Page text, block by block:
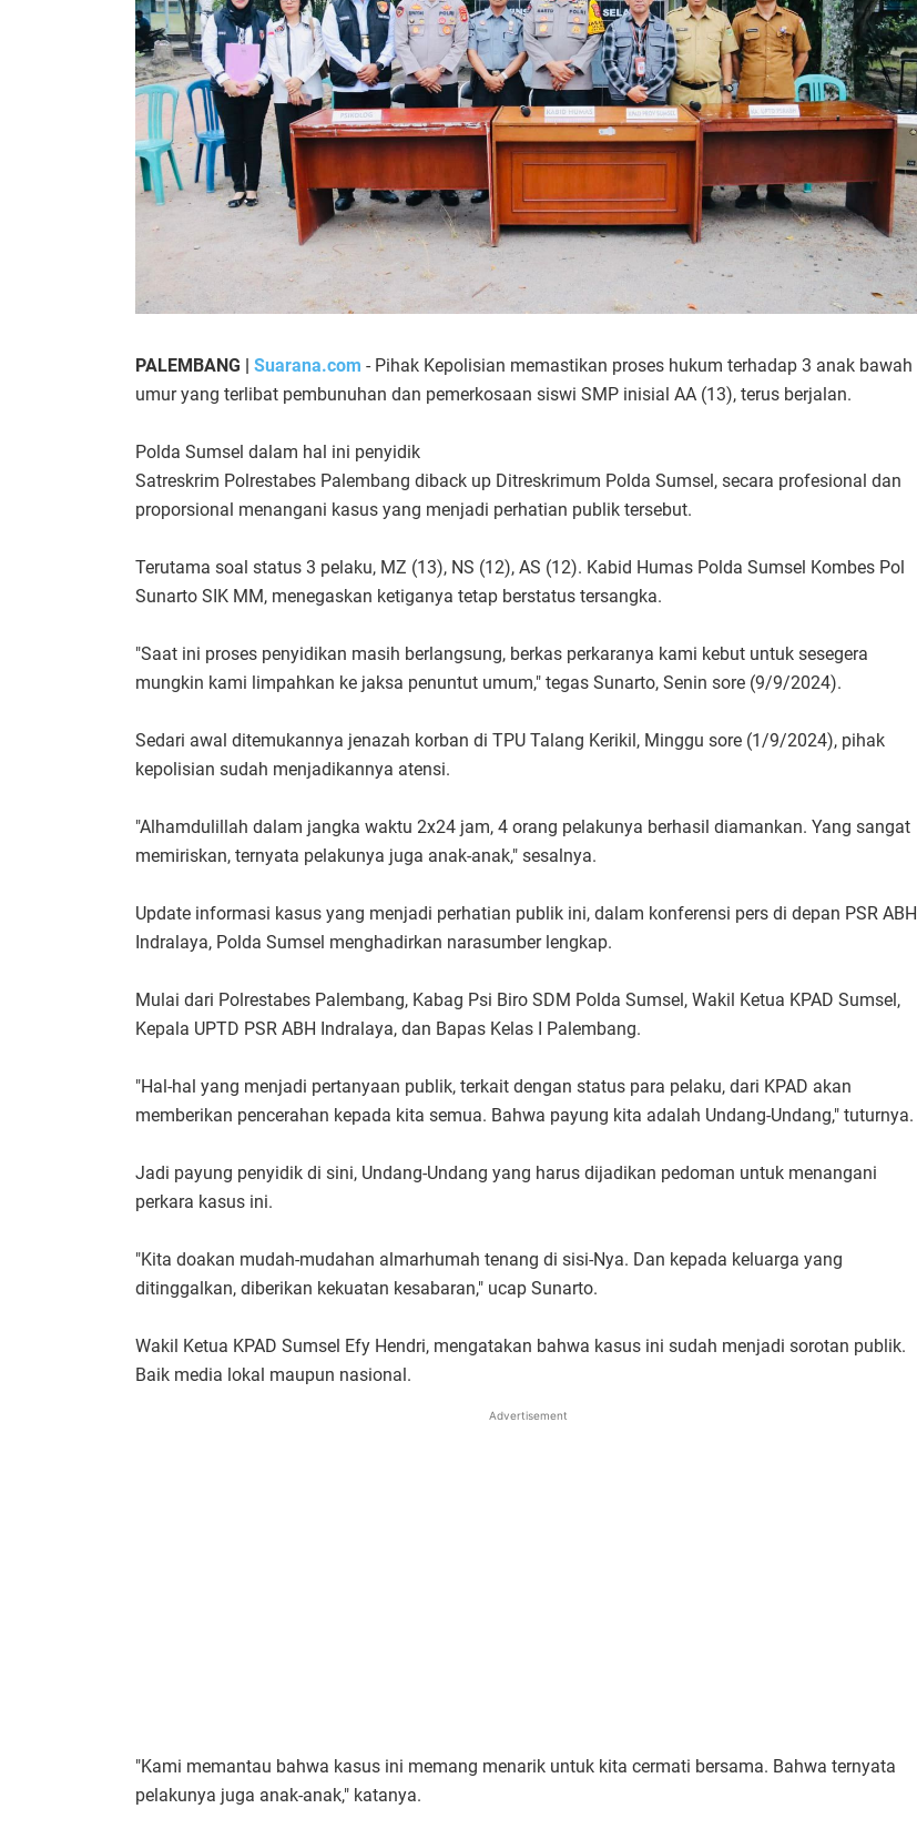
PALEMBANG | Suarana.com - Pihak Kepolisian memastikan proses hukum terhadap 3 anak bawah
umur yang terlibat pembunuhan dan pemerkosaan siswi SMP inisial AA (13), terus berjalan.
Polda Sumsel dalam hal ini penyidik
Satreskrim Polrestabes Palembang diback up Ditreskrimum Polda Sumsel, secara profesional dan
proporsional menangani kasus yang menjadi perhatian publik tersebut.
Terutama soal status 3 pelaku, MZ (13), NS (12), AS (12). Kabid Humas Polda Sumsel Kombes Pol
Sunarto SIK MM, menegaskan ketiganya tetap berstatus tersangka.
"Saat ini proses penyidikan masih berlangsung, berkas perkaranya kami kebut untuk sesegera
mungkin kami limpahkan ke jaksa penuntut umum," tegas Sunarto, Senin sore (9/9/2024).
Sedari awal ditemukannya jenazah korban di TPU Talang Kerikil, Minggu sore (1/9/2024), pihak
kepolisian sudah menjadikannya atensi.
"Alhamdulillah dalam jangka waktu 2x24 jam, 4 orang pelakunya berhasil diamankan. Yang sangat
memiriskan, ternyata pelakunya juga anak-anak," sesalnya.
Update informasi kasus yang menjadi perhatian publik ini, dalam konferensi pers di depan PSR ABH
Indralaya, Polda Sumsel menghadirkan narasumber lengkap.
Mulai dari Polrestabes Palembang, Kabag Psi Biro SDM Polda Sumsel, Wakil Ketua KPAD Sumsel,
Kepala UPTD PSR ABH Indralaya, dan Bapas Kelas I Palembang.
"Hal-hal yang menjadi pertanyaan publik, terkait dengan status para pelaku, dari KPAD akan
memberikan pencerahan kepada kita semua. Bahwa payung kita adalah Undang-Undang," tuturnya.
Jadi payung penyidik di sini, Undang-Undang yang harus dijadikan pedoman untuk menangani
perkara kasus ini.
"Kita doakan mudah-mudahan almarhumah tenang di sisi-Nya. Dan kepada keluarga yang
ditinggalkan, diberikan kekuatan kesabaran," ucap Sunarto.
Wakil Ketua KPAD Sumsel Efy Hendri, mengatakan bahwa kasus ini sudah menjadi sorotan publik.
Baik media lokal maupun nasional.
Advertisement
"Kami memantau bahwa kasus ini memang menarik untuk kita cermati bersama. Bahwa ternyata
pelakunya juga anak-anak," katanya.